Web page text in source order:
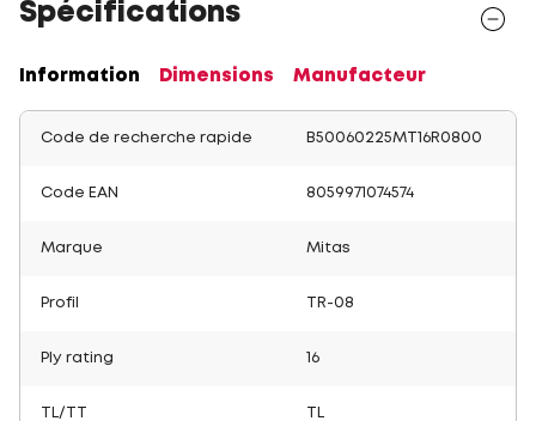
Spécifications
Information Dimensions Manufacteur
Code de recherche rapide B50060225MT16R0800
Code EAN 8059971074574
Marque Mitas
Profil TR-08
Ply rating 16
TL/TT